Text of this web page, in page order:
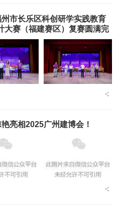
市长乐区科创研学实践教育
大赛（福建赛区）复赛圆满完
亮相2025广州建博会！